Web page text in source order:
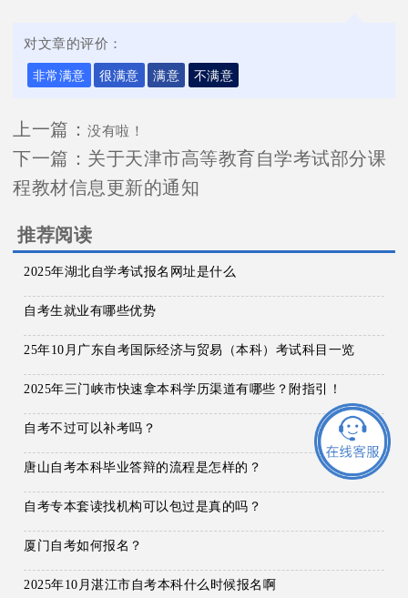
对文章的评价：
非常满意 很满意 满意 不满意
上一篇：没有啦！
下一篇： 关于天津市高等教育自学考试部分课
程教材信息更新的通知
推荐阅读
2025年湖北自学考试报名网址是什么
自考生就业有哪些优势
25年10月广东自考国际经济与贸易（本科）考试科目一览
2025年三门峡市快速拿本科学历渠道有哪些？附指引！
自考不过可以补考吗？
唐山自考本科毕业答辩的流程是怎样的？
自考专本套读找机构可以包过是真的吗？
厦门自考如何报名？
2025年10月湛江市自考本科什么时候报名啊